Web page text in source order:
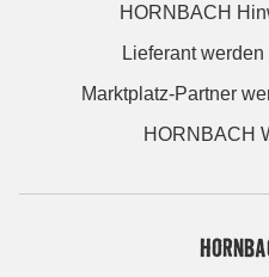
HORNBACH
Lieferant
Marktplatz-Partner
HORNBACH